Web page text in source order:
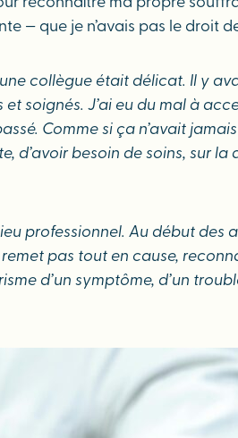
— que je n’avais pas le droit
collègue était délicat. Il y
soignés. J’ai eu du mal à
Comme si ça n’avait
besoin de soins, sur la
professionnel. Au début des
pas tout en cause,
d’un symptôme, d’un